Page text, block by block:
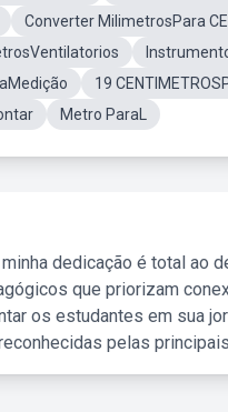
Converter MilimetrosPara
19
Metro ParaL
dedicação é total ao
que priorizam
os estudantes em sua
pelas